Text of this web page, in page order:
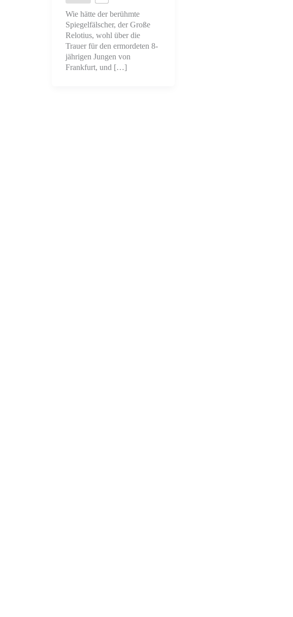
Wie hätte der berühmte
Spiegelfälscher, der Große
Relotius, wohl über die
Trauer für den ermordeten 8-
jährigen Jungen von
Frankfurt, und […]